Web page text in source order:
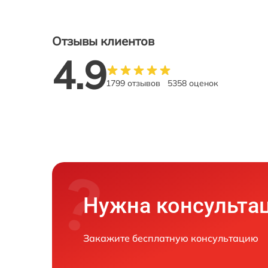
Отзывы клиентов
4.91799 отзывов 5358 оценок
Нужна
Закажите бесплатную консультацию